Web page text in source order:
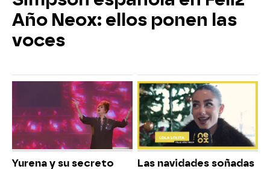
Año Neox: ellos ponen las
voces
Yurena y su secreto
Las navidades soñadas